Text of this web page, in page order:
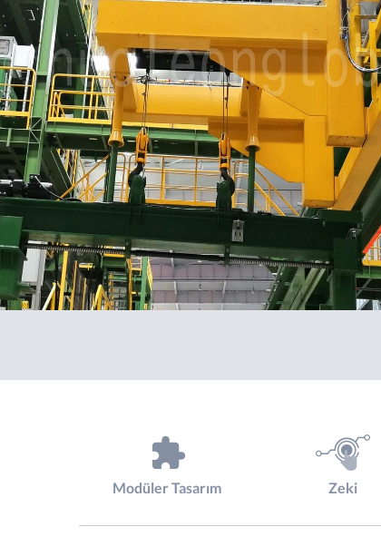
Modüler Tasarım Zeki